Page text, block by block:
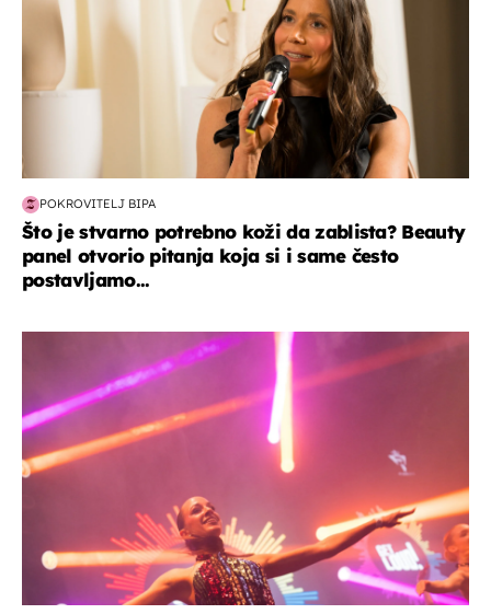
POKROVITELJ BIPA
Što je stvarno potrebno koži da zablista? Beauty
panel otvorio pitanja koja si i same često
postavljamo...